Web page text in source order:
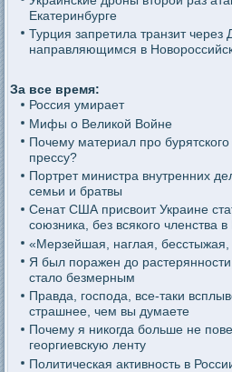
Екатеринбурге
Турция запретила транзит через
направляющимся в
За все время:
Россия умирает
Мифы о Великой Войне
Почему материал про
прессу?
Портрет министра внутренних
семьи и братвы
Сенат США присвоит Украине
союзника, без всякого членства
«Мерзейшая, наглая, бесстыжая,
Я был поражен до
стало безмерным
Правда, господа, все-таки
страшнее, чем вы думаете
Почему я никогда больше не
георгиевскую ленту
Политическая активность в